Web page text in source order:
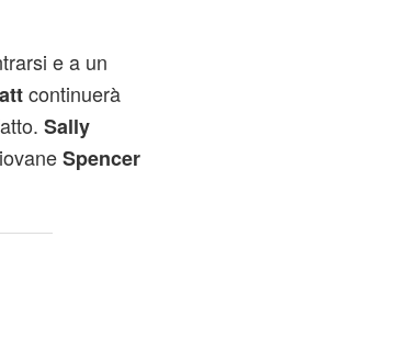
e a un
continuerà
Sally
Spencer